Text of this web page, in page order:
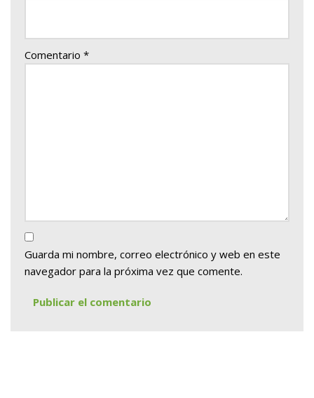
Comentario *
Guarda mi nombre, correo electrónico y web en este
navegador para la próxima vez que comente.